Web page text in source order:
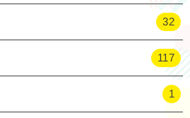
32
117
1